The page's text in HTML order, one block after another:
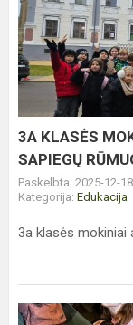
MOKINIAI
ATRADO
JUDANTĮ
VAIZDĄ
SAPIEGŲ
RŪMUOSE
3A KLASĖS
SAPIEGŲ
Paskelbta: 2025-12-18
Kategorija: Edukacija
3a klasės mokiniai
TARPTAUTINĖ